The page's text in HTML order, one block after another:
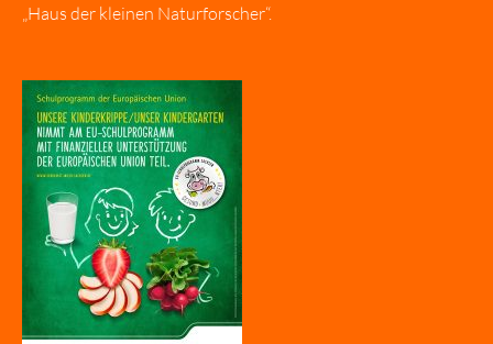
„Haus der kleinen Naturforscher“.